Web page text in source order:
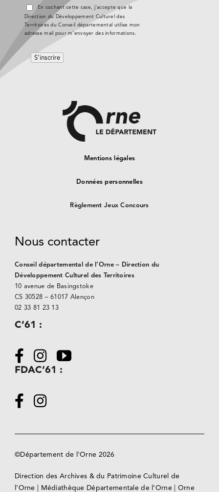
En cochant cette case, j'accepte que la
Direction du Développement Culturel des
Territoires du Conseil départemental utilise mon
adresse mail pour m'envoyer des informations.
Mentions légales
Données personnelles
Règlement Jeux Concours
Nous contacter
Conseil départemental de l’Orne – Direction du
Développement Culturel des Territoires
10 avenue de Basingstoke
CS 30528 –61017 Alençon
02 33 81 23 13
C’61 :
FDAC’61 :
©Département de l'Orne 2026
Direction des Archives & du Patrimoine Culturel de
l’Orne
Médiathèque Départementale de l’Orne Orne